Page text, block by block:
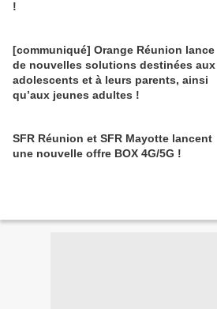
!
[communiqué] Orange Réunion lance
de nouvelles solutions destinées aux
adolescents et à leurs parents, ainsi
qu’aux jeunes adultes !
SFR Réunion et SFR Mayotte lancent
une nouvelle offre BOX 4G/5G !